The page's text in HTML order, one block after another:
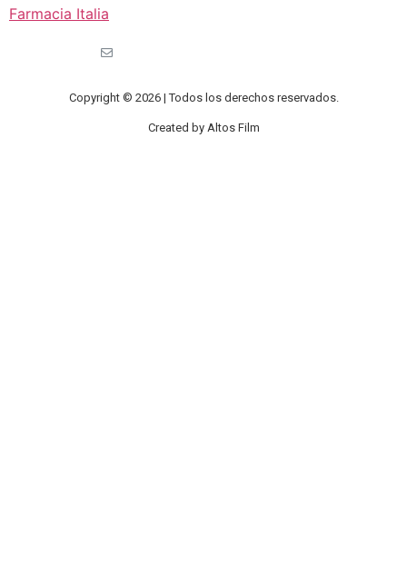
Farmacia Italia
Copyright © 2026 | Todos los derechos reservados.
Created by Altos Film